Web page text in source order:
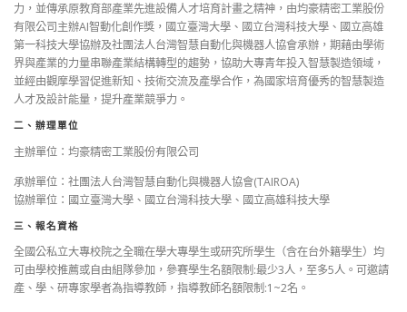
力，並傳承原教育部產業先進設備人才培育計畫之精神，由均豪精密工業股份
有限公司主辦AI智動化創作獎，國立臺灣大學、國立台灣科技大學、國立高雄
第一科技大學協辦及社團法人台灣智慧自動化與機器人協會承辦，期藉由學術
界與產業的力量串聯產業結構轉型的趨勢，協助大專青年投入智慧製造領域，
並經由觀摩學習促進新知、技術交流及產學合作，為國家培育優秀的智慧製造
人才及設計能量，提升產業競爭力。
二、辦理單位
主辦單位：均豪精密工業股份有限公司
承辦單位：社團法人台灣智慧自動化與機器人協會(TAIROA)
協辦單位：國立臺灣大學、國立台灣科技大學、國立高雄科技大學
三、報名資格
全國公私立大專校院之全職在學大專學生或研究所學生（含在台外籍學生）均
可由學校推薦或自由組隊參加，參賽學生名額限制:最少3人，至多5人。可邀請
產、學、研專家學者為指導教師，指導教師名額限制:1~2名。